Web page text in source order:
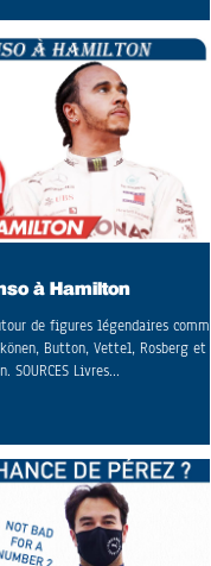
à Hamilton
de figures légendaires comme
Button, Vettel, Rosberg et
SOURCES Livres...